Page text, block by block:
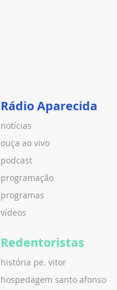
Rádio Aparecida
notícias
ouça ao vivo
podcast
programação
programas
vídeos
Redentoristas
história pe. vitor
hospedagem santo afonso